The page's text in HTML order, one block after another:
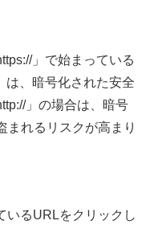
」で始まっている
は、暗号化された安全
」の場合は、暗号
まれるリスクが高まり
いるURLをクリックし